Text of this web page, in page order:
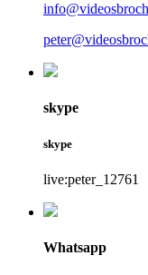
skype
skype
live:peter_12761
Whatsapp